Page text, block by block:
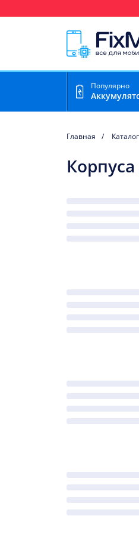
Популярно
Главная Каталог